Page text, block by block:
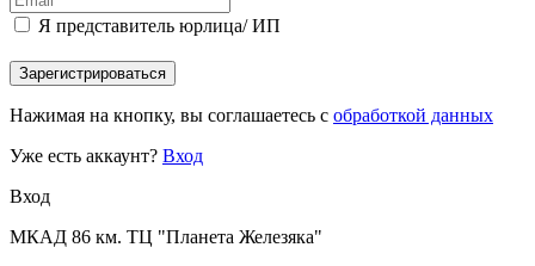
Я представитель юрлица/ ИП
Зарегистрироваться
Нажимая на кнопку, вы соглашаетесь с обработкой данных
Уже есть аккаунт? Вход
Вход
МКАД 86 км. ТЦ "Планета Железяка"